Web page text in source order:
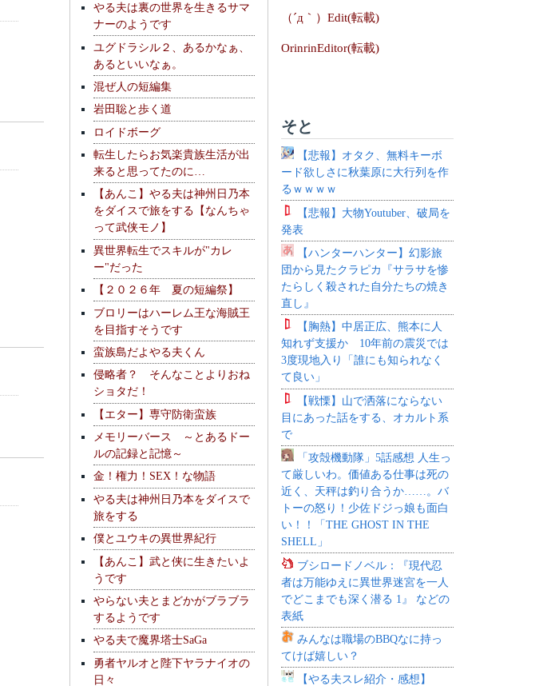
やる夫は裏の世界を生きるサマ
ナーのようです
ユグドラシル２、あるかなぁ、
あるといいなぁ。
混ぜ人の短編集
岩田聡と歩く道
ロイドボーグ
転生したらお気楽貴族生活が出
来ると思ってたのに…
【あんこ】やる夫は神州日乃本
をダイスで旅をする【なんちゃ
って武侠モノ】
異世界転生でスキルが"カレ
ー"だった
【２０２６年 夏の短編祭】
ブロリーはハーレム王な海賊王
を目指すそうです
蛮族島だよやる夫くん
侵略者？ そんなことよりおね
ショタだ！
【エター】専守防衛蛮族
メモリーバース ～とあるドー
ルの記録と記憶～
金！権力！SEX！な物語
やる夫は神州日乃本をダイスで
旅をする
僕とユウキの異世界紀行
【あんこ】武と侠に生きたいよ
うです
やらない夫とまどかがブラブラ
するようです
やる夫で魔界塔士SaGa
勇者ヤルオと陛下ヤラナイオの
日々
（´д｀）Edit(転載)
OrinrinEditor(転載)
そと
【悲報】オタク、無料キーボ
ード欲しさに秋葉原に大行列を作
るｗｗｗｗ
【悲報】大物Youtuber、破局を
発表
【ハンターハンター】幻影旅
団から見たクラピカ『サラサを惨
たらしく殺された自分たちの焼き
直し』
【胸熱】中居正広、熊本に人
知れず支援か 10年前の震災では
3度現地入り「誰にも知られなく
て良い」
【戦慄】山で洒落にならない
目にあった話をする、オカルト系
で
「攻殻機動隊」5話感想 人生っ
て厳しいわ。価値ある仕事は死の
近く、天秤は釣り合うか……。バ
トーの怒り！少佐ドジっ娘も面白
い！！「THE GHOST IN THE
SHELL」
ブシロードノベル：『現代忍
者は万能ゆえに異世界迷宮を一人
でどこまでも深く潜る 1』 などの
表紙
みんなは職場のBBQなに持っ
てけば嬉しい？
【やる夫スレ紹介・感想】